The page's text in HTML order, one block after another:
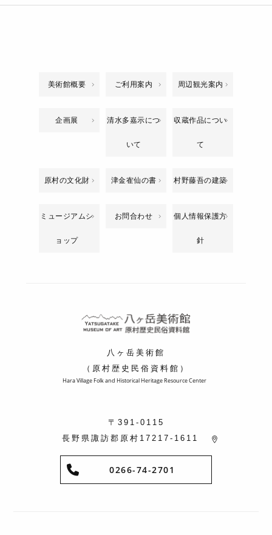
美術館概要 ご利用案内 周辺観光案内
企画展 清水多嘉示につ
いて
収蔵作品につい
て
原村の文化財 津金隺仙の書 村野藤吾の建築
ミュージアムシ
ョップ
お問合わせ 個人情報保護方
針
八ヶ岳美術館
（原村歴史民俗資料館）
Hara Village Folk and Historical Heritage Resource Center
〒391-0115
長野県諏訪郡原村17217-1611
0266-74-2701